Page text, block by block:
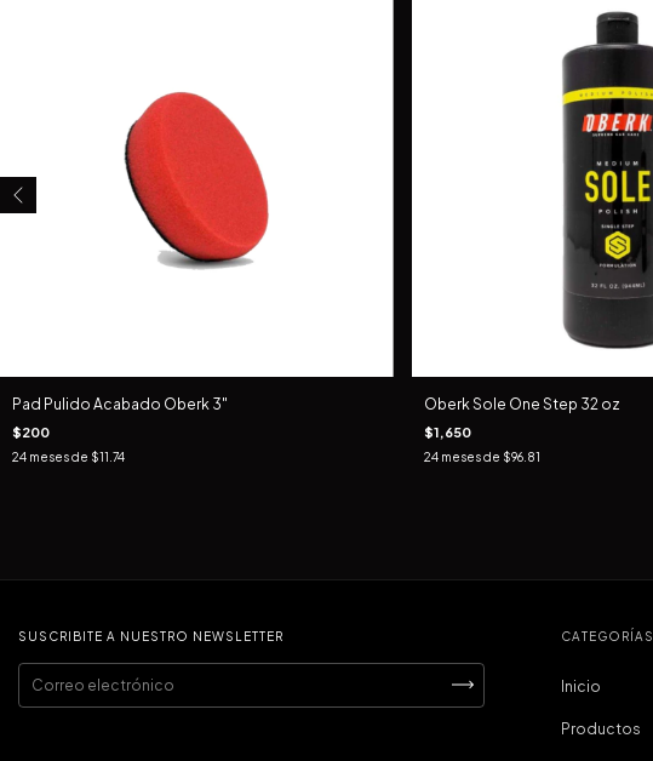
Pad Pulido Acabado Oberk 3"
$200
24 meses de $11.74
Oberk Sole One Step 32 oz
$1,650
24 meses de $96.81
SUSCRIBITE A NUESTRO NEWSLETTER CATEGORÍAS
Inicio
Productos